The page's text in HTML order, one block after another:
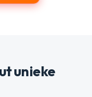
unieke